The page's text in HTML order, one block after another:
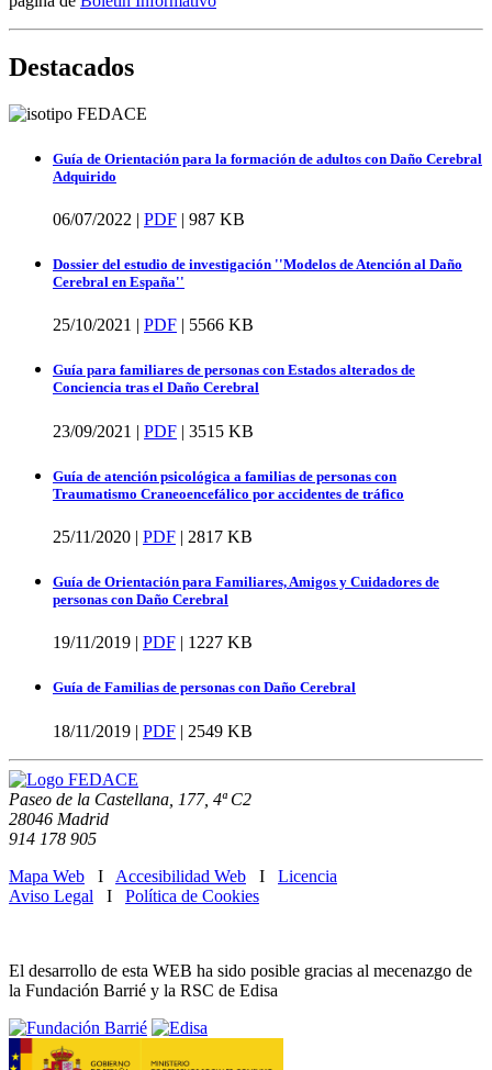
Destacados
Guía de Orientación para la formación de adultos con Daño Cerebral
Adquirido
06/07/2022 | PDF | 987 KB
Dossier del estudio de investigación ''Modelos de Atención al Daño
Cerebral en España''
25/10/2021 | PDF | 5566 KB
Guía para familiares de personas con Estados alterados de
Conciencia tras el Daño Cerebral
23/09/2021 | PDF | 3515 KB
Guía de atención psicológica a familias de personas con
Traumatismo Craneoencefálico por accidentes de tráfico
25/11/2020 | PDF | 2817 KB
Guía de Orientación para Familiares, Amigos y Cuidadores de
personas con Daño Cerebral
19/11/2019 | PDF | 1227 KB
Guía de Familias de personas con Daño Cerebral
18/11/2019 | PDF | 2549 KB
Paseo de la Castellana, 177, 4ª C2
28046 Madrid
914 178 905
Mapa Web I Accesibilidad Web I Licencia
Aviso Legal I Política de Cookies
El desarrollo de esta WEB ha sido posible gracias al mecenazgo de
la Fundación Barrié y la RSC de Edisa